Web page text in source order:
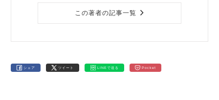
この著者の記事一覧
シェア ツイート LINEで送る Pocket